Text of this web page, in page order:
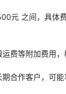
元 之间，具体
费等附加费用，
合作客户，可能